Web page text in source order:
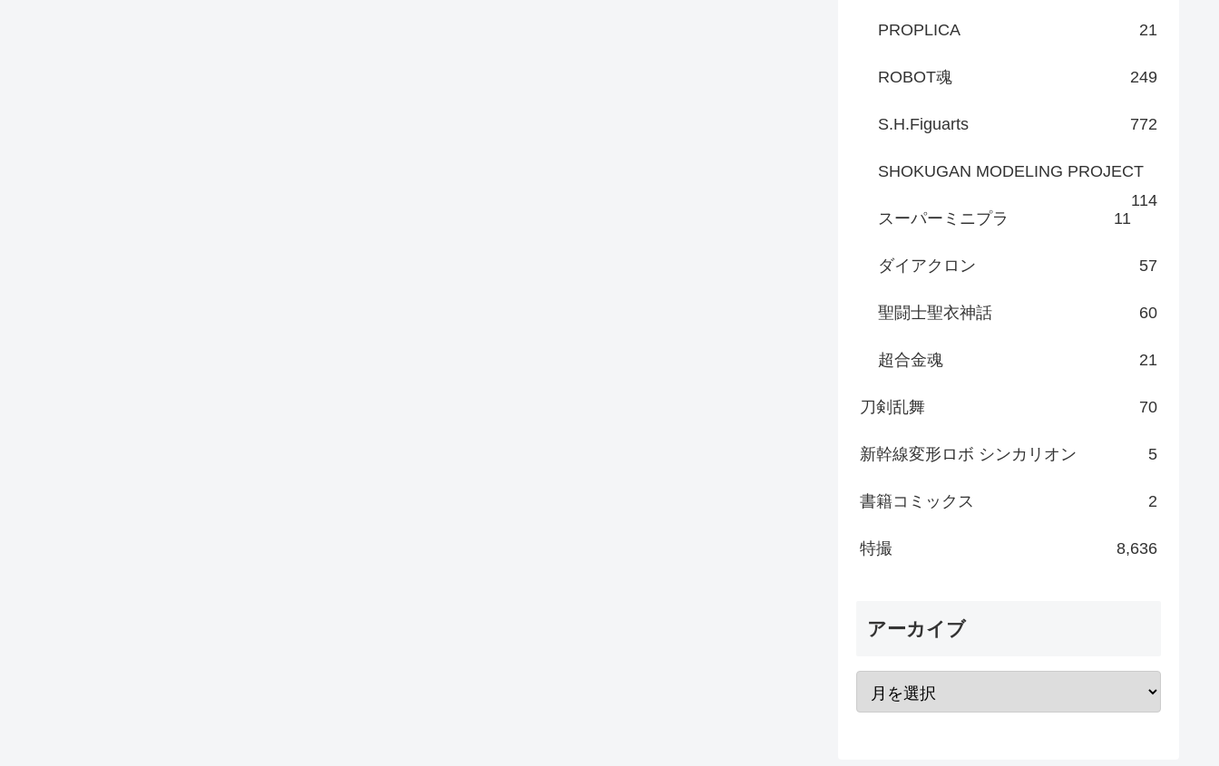
PROPLICA 21
ROBOT魂 249
S.H.Figuarts 772
SHOKUGAN MODELING PROJECT
114
スーパーミニプラ
11
ダイアクロン 57
聖闘士聖衣神話 60
超合金魂 21
刀剣乱舞 70
新幹線変形ロボ シンカリオン 5
書籍コミックス 2
特撮 8,636
アーカイブ